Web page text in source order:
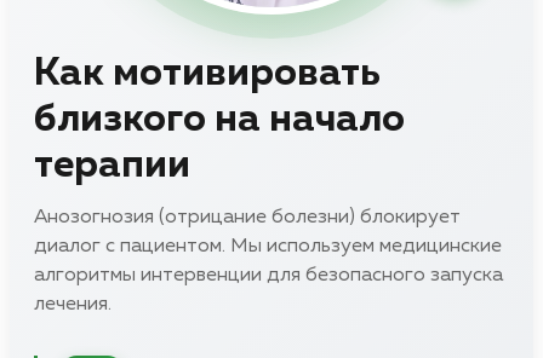
Как мотивировать
близкого на начало
терапии
Анозогнозия (отрицание болезни) блокирует
диалог с пациентом. Мы используем медицинские
алгоритмы интервенции для безопасного запуска
лечения.